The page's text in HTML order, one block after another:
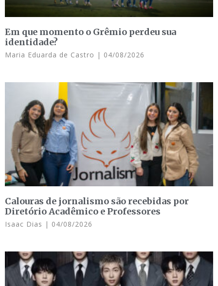
Em que momento o Grêmio perdeu sua
identidade?
Maria Eduarda de Castro 04/08/2026
Calouras de jornalismo são recebidas por
Diretório Acadêmico e Professores
Isaac Dias 04/08/2026